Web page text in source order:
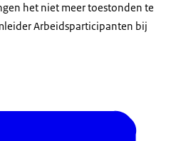
het niet meer toestonden te
Arbeidsparticipanten bij